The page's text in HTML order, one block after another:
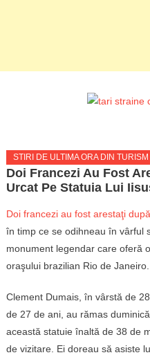
STIRI DE ULTIMA ORA DIN TURISM
Doi Francezi Au Fost
Urcat Pe Statuia Lui
Doi francezi au fost arestaţi după
în timp ce se odihneau în vârful
monument legendar care oferă
oraşului brazilian Rio de Janeiro.
Clement Dumais, în vârstă de
de 27 de ani, au rămas
această statuie înaltă de 38 de
de vizitare. Ei doreau să asiste